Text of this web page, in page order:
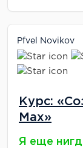
Pfvel Novikov
Курс:
Max»
Я еще